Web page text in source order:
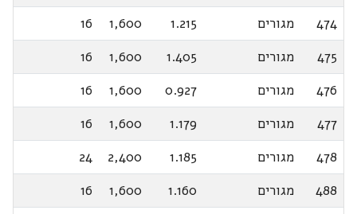
474
מגורים 1.215
1,600
16
475
מגורים 1.405
1,600
16
476
מגורים 0.927
1,600
16
477
מגורים 1.179
1,600
16
478
מגורים 1.185
2,400
24
488
מגורים 1.160
1,600
16